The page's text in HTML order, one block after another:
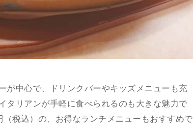
が中心で、ドリンクバーやキッズメニューも充
タリアンが手軽に食べられるのも大きな魅力で
税込）の、お得なランチメニューもおすすめで